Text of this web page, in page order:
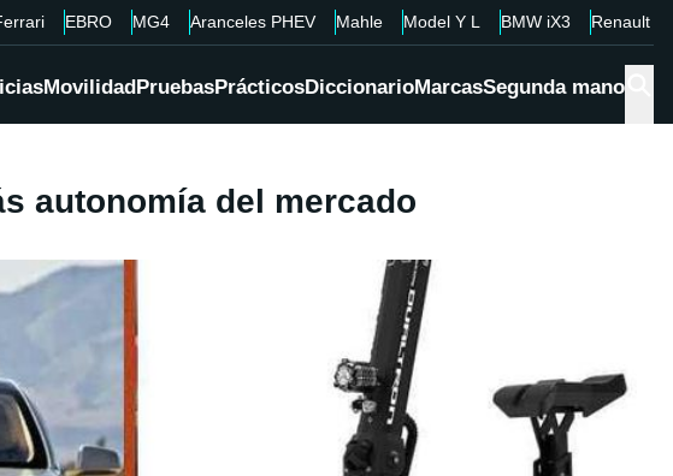
EBRO MG4 Aranceles PHEV Mahle Model Y L BMW iX3 Renault
MovilidadPruebasPrácticosDiccionarioMarcasSegunda mano
autonomía del mercado